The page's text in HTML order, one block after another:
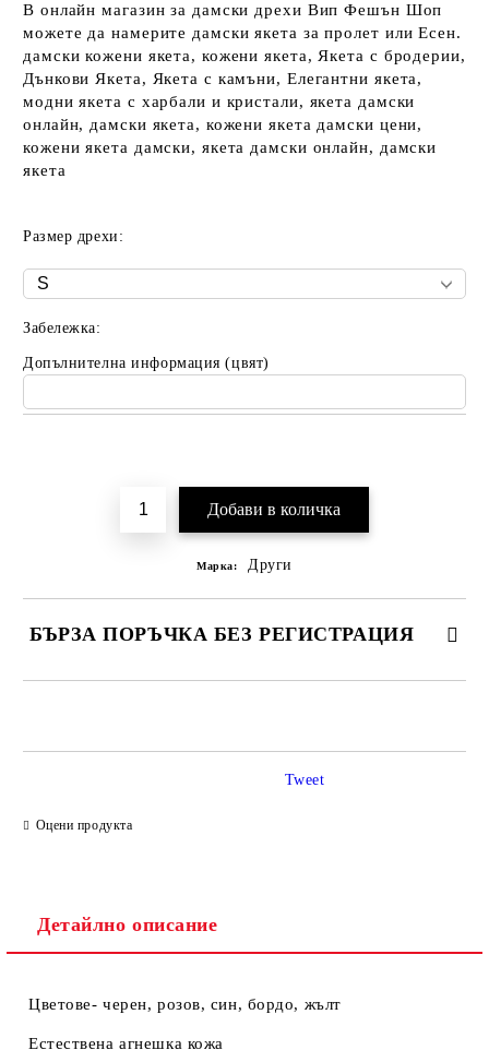
В онлайн магазин за дамски дрехи Вип Фешън Шоп
можете да намерите дамски якета за пролет или Есен.
дамски кожени якета, кожени якета, Якета с бродерии,
Дънкови Якета, Якета с камъни, Елегантни якета,
модни якета с харбали и кристали, якета дамски
онлайн, дамски якета, кожени якета дамски цени,
кожени якета дамски, якета дамски онлайн, дамски
якета
Размер дрехи:
Забележка:
Допълнителна информация (цвят)
Марка: Други
БЪРЗА ПОРЪЧКА БЕЗ РЕГИСТРАЦИЯ
Оцени продукта
Tweet
Детайлно описание
Цветове- черен, розов, син, бордо, жълт
Естествена агнешка кожа